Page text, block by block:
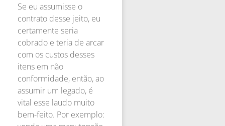
Se eu assumisse o
contrato desse jeito, eu
certamente seria
cobrado e teria de arcar
com os custos desses
itens em não
conformidade, então, ao
assumir um legado, é
vital esse laudo muito
bem-feito. Por exemplo: